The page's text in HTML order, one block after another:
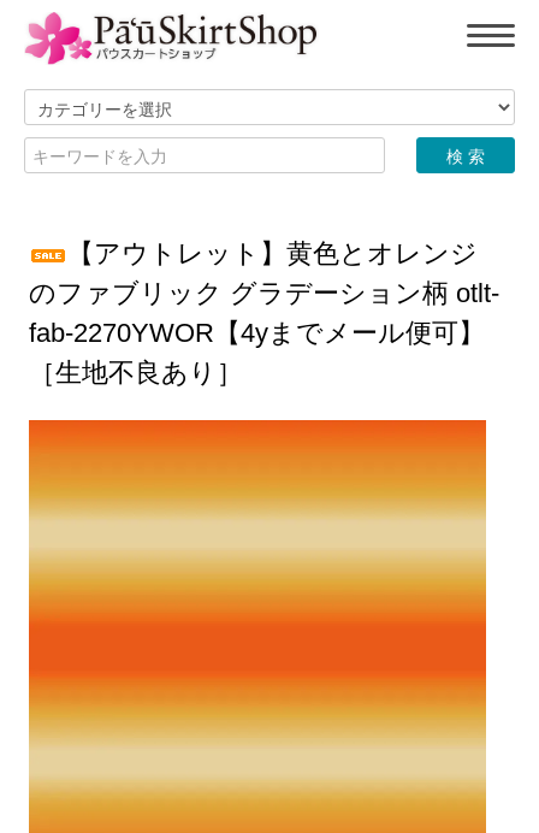
【アウトレット】黄色とオレンジ
のファブリック グラデーション柄 otlt-
fab-2270YWOR【4yまでメール便可】
［生地不良あり］